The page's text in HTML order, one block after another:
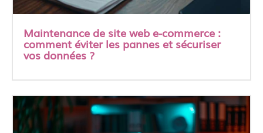
Maintenance de site web e-commerce :
comment éviter les pannes et sécuriser
vos données ?